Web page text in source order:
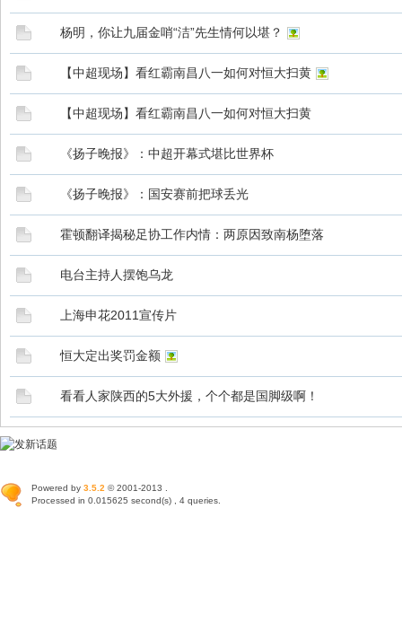
杨明，你让九届金哨“洁”先生情何以堪？
【中超现场】看红霸南昌八一如何对恒大扫黄
【中超现场】看红霸南昌八一如何对恒大扫黄
《扬子晚报》：中超开幕式堪比世界杯
《扬子晚报》：国安赛前把球丢光
霍顿翻译揭秘足协工作内情：两原因致南杨堕落
电台主持人摆饱乌龙
上海申花2011宣传片
恒大定出奖罚金额
看看人家陕西的5大外援，个个都是国脚级啊！
Powered by 3.5.2 © 2001-2013 .
Processed in 0.015625 second(s) , 4 queries.